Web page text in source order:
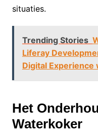
situaties.
Trending Stories
Liferay
Digital Experience
Het
Waterkoker